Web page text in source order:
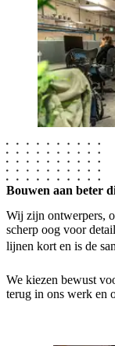
Bouwen aan beter
Wij zijn ontwerpers,
scherp oog voor
lijnen kort en is de
We kiezen bewust
terug in ons werk en